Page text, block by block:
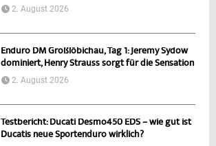
2. August 2026
Enduro DM Großlöbichau, Tag 1: Jeremy Sydow
dominiert, Henry Strauss sorgt für die Sensation
2. August 2026
Testbericht: Ducati Desmo450 EDS – wie gut ist
Ducatis neue Sportenduro wirklich?